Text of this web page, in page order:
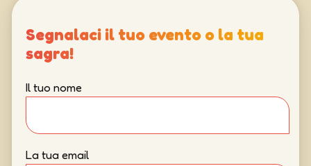
Segnalaci il tuo evento o la tua
sagra!
Il tuo nome
La tua email